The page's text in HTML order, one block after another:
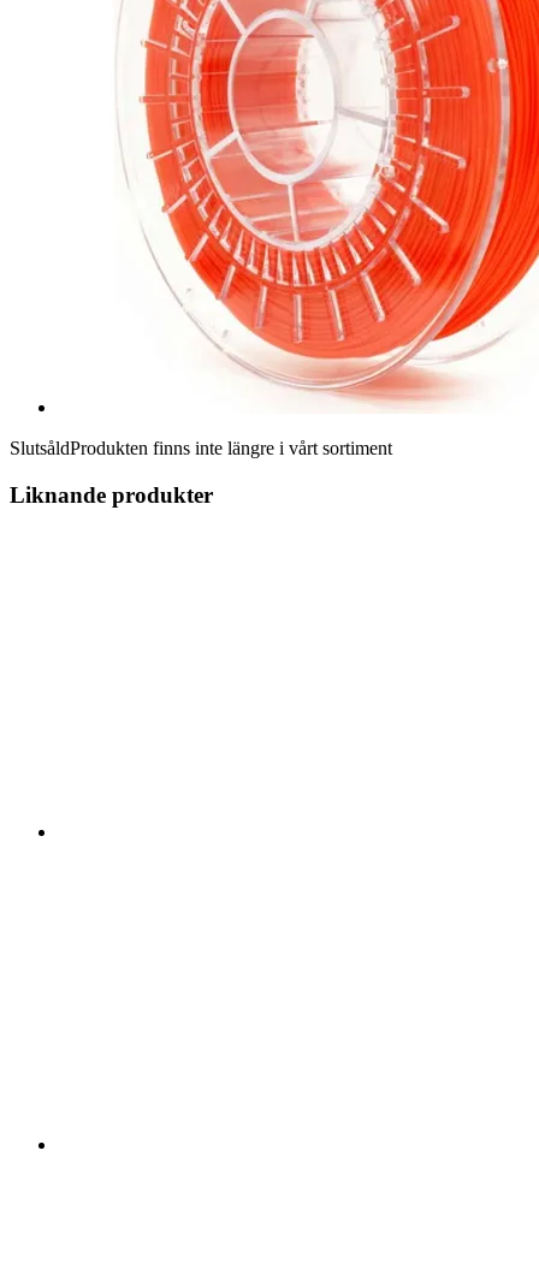
SlutsåldProdukten finns inte längre i vårt sortiment
Liknande produkter